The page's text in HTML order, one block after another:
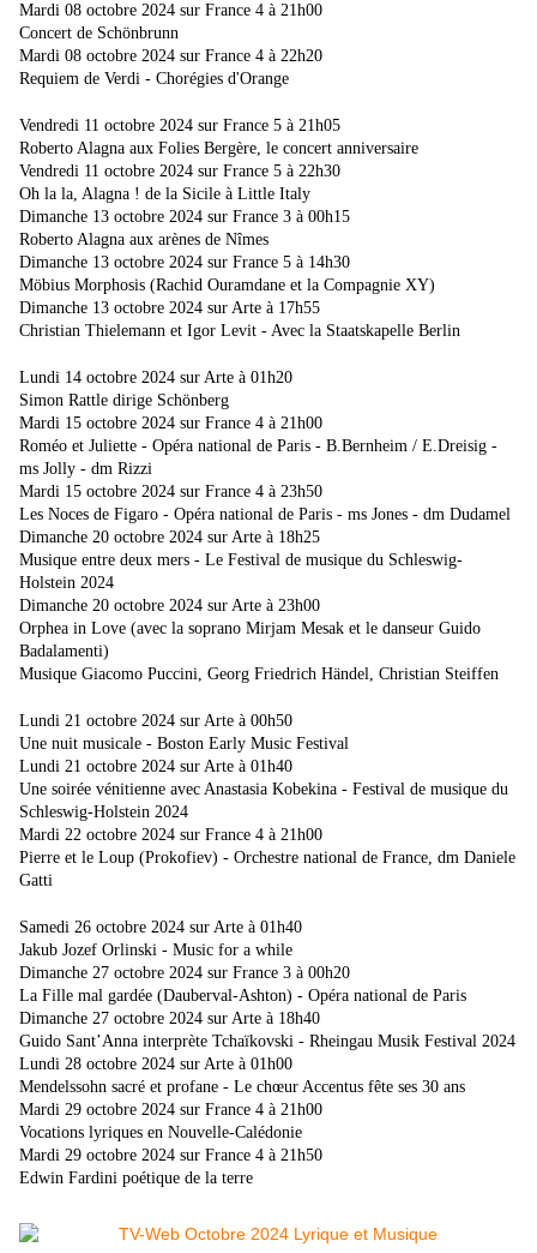
Mardi 08 octobre 2024 sur France 4 à 21h00
Concert de Schönbrunn
Mardi 08 octobre 2024 sur France 4 à 22h20
Requiem de Verdi - Chorégies d'Orange
Vendredi 11 octobre 2024 sur France 5 à 21h05
Roberto Alagna aux Folies Bergère, le concert anniversaire
Vendredi 11 octobre 2024 sur France 5 à 22h30
Oh la la, Alagna ! de la Sicile à Little Italy
Dimanche 13 octobre 2024 sur France 3 à 00h15
Roberto Alagna aux arènes de Nîmes
Dimanche 13 octobre 2024 sur France 5 à 14h30
Möbius Morphosis (Rachid Ouramdane et la Compagnie XY)
Dimanche 13 octobre 2024 sur Arte à 17h55
Christian Thielemann et Igor Levit - Avec la Staatskapelle Berlin
Lundi 14 octobre 2024 sur Arte à 01h20
Simon Rattle dirige Schönberg
Mardi 15 octobre 2024 sur France 4 à 21h00
Roméo et Juliette - Opéra national de Paris - B.Bernheim / E.Dreisig -
ms Jolly - dm Rizzi
Mardi 15 octobre 2024 sur France 4 à 23h50
Les Noces de Figaro - Opéra national de Paris - ms Jones - dm Dudamel
Dimanche 20 octobre 2024 sur Arte à 18h25
Musique entre deux mers - Le Festival de musique du Schleswig-
Holstein 2024
Dimanche 20 octobre 2024 sur Arte à 23h00
Orphea in Love (avec la soprano Mirjam Mesak et le danseur Guido
Badalamenti)
Musique Giacomo Puccini, Georg Friedrich Händel, Christian Steiffen
Lundi 21 octobre 2024 sur Arte à 00h50
Une nuit musicale - Boston Early Music Festival
Lundi 21 octobre 2024 sur Arte à 01h40
Une soirée vénitienne avec Anastasia Kobekina - Festival de musique du
Schleswig-Holstein 2024
Mardi 22 octobre 2024 sur France 4 à 21h00
Pierre et le Loup (Prokofiev) - Orchestre national de France, dm Daniele
Gatti
Samedi 26 octobre 2024 sur Arte à 01h40
Jakub Jozef Orlinski - Music for a while
Dimanche 27 octobre 2024 sur France 3 à 00h20
La Fille mal gardée (Dauberval-Ashton) - Opéra national de Paris
Dimanche 27 octobre 2024 sur Arte à 18h40
Guido Sant’Anna interprète Tchaïkovski - Rheingau Musik Festival 2024
Lundi 28 octobre 2024 sur Arte à 01h00
Mendelssohn sacré et profane - Le chœur Accentus fête ses 30 ans
Mardi 29 octobre 2024 sur France 4 à 21h00
Vocations lyriques en Nouvelle-Calédonie
Mardi 29 octobre 2024 sur France 4 à 21h50
Edwin Fardini poétique de la terre